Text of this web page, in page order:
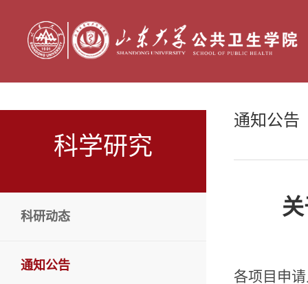
科学研究
科研动态
通知公告
通知公告
各项目申